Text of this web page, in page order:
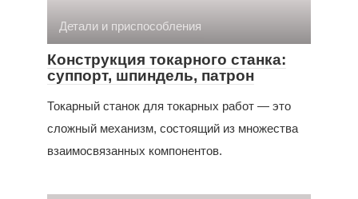
Детали и приспособления
Конструкция токарного станка:
суппорт, шпиндель, патрон
Токарный станок для токарных работ — это
сложный механизм, состоящий из множества
взаимосвязанных компонентов.